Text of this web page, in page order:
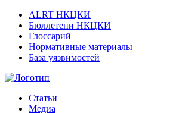
ALRT НКЦКИ
Бюллетени НКЦКИ
Глоссарий
Нормативные материалы
База уязвимостей
Статьи
Медиа